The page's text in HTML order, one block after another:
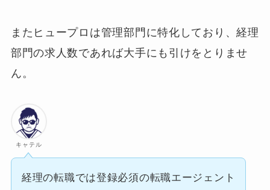
またヒュープロは管理部門に特化しており、経理
部門の求人数であれば大手にも引けをとりませ
ん。
キャテル
経理の転職では登録必須の転職エージェント